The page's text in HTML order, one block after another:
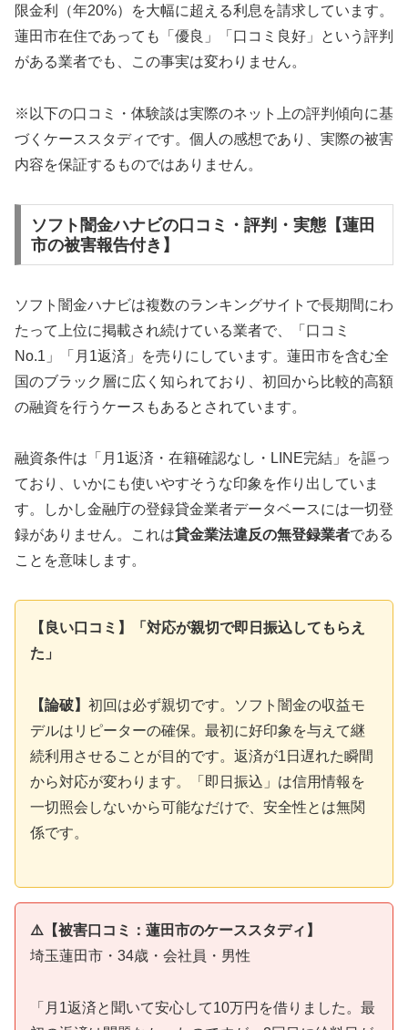
限金利（年20%）を大幅に超える利息を請求しています。
蓮田市在住であっても「優良」「口コミ良好」という評判
がある業者でも、この事実は変わりません。
※以下の口コミ・体験談は実際のネット上の評判傾向に基
づくケーススタディです。個人の感想であり、実際の被害
内容を保証するものではありません。
ソフト闇金ハナビの口コミ・評判・実態【蓮田
市の被害報告付き】
ソフト闇金ハナビは複数のランキングサイトで長期間にわ
たって上位に掲載され続けている業者で、「口コミ
No.1」「月1返済」を売りにしています。蓮田市を含む全
国のブラック層に広く知られており、初回から比較的高額
の融資を行うケースもあるとされています。
融資条件は「月1返済・在籍確認なし・LINE完結」を謳っ
ており、いかにも使いやすそうな印象を作り出していま
す。しかし金融庁の登録貸金業者データベースには一切登
録がありません。これは貸金業法違反の無登録業者である
ことを意味します。
【良い口コミ】「対応が親切で即日振込してもらえ
た」
【論破】 初回は必ず親切です。ソフト闇金の収益モ
デルはリピーターの確保。最初に好印象を与えて継
続利用させることが目的です。返済が1日遅れた瞬間
から対応が変わります。「即日振込」は信用情報を
一切照会しないから可能なだけで、安全性とは無関
係です。
⚠️【被害口コミ：蓮田市のケーススタディ】
埼玉蓮田市・34歳・会社員・男性
「月1返済と聞いて安心して10万円を借りました。最